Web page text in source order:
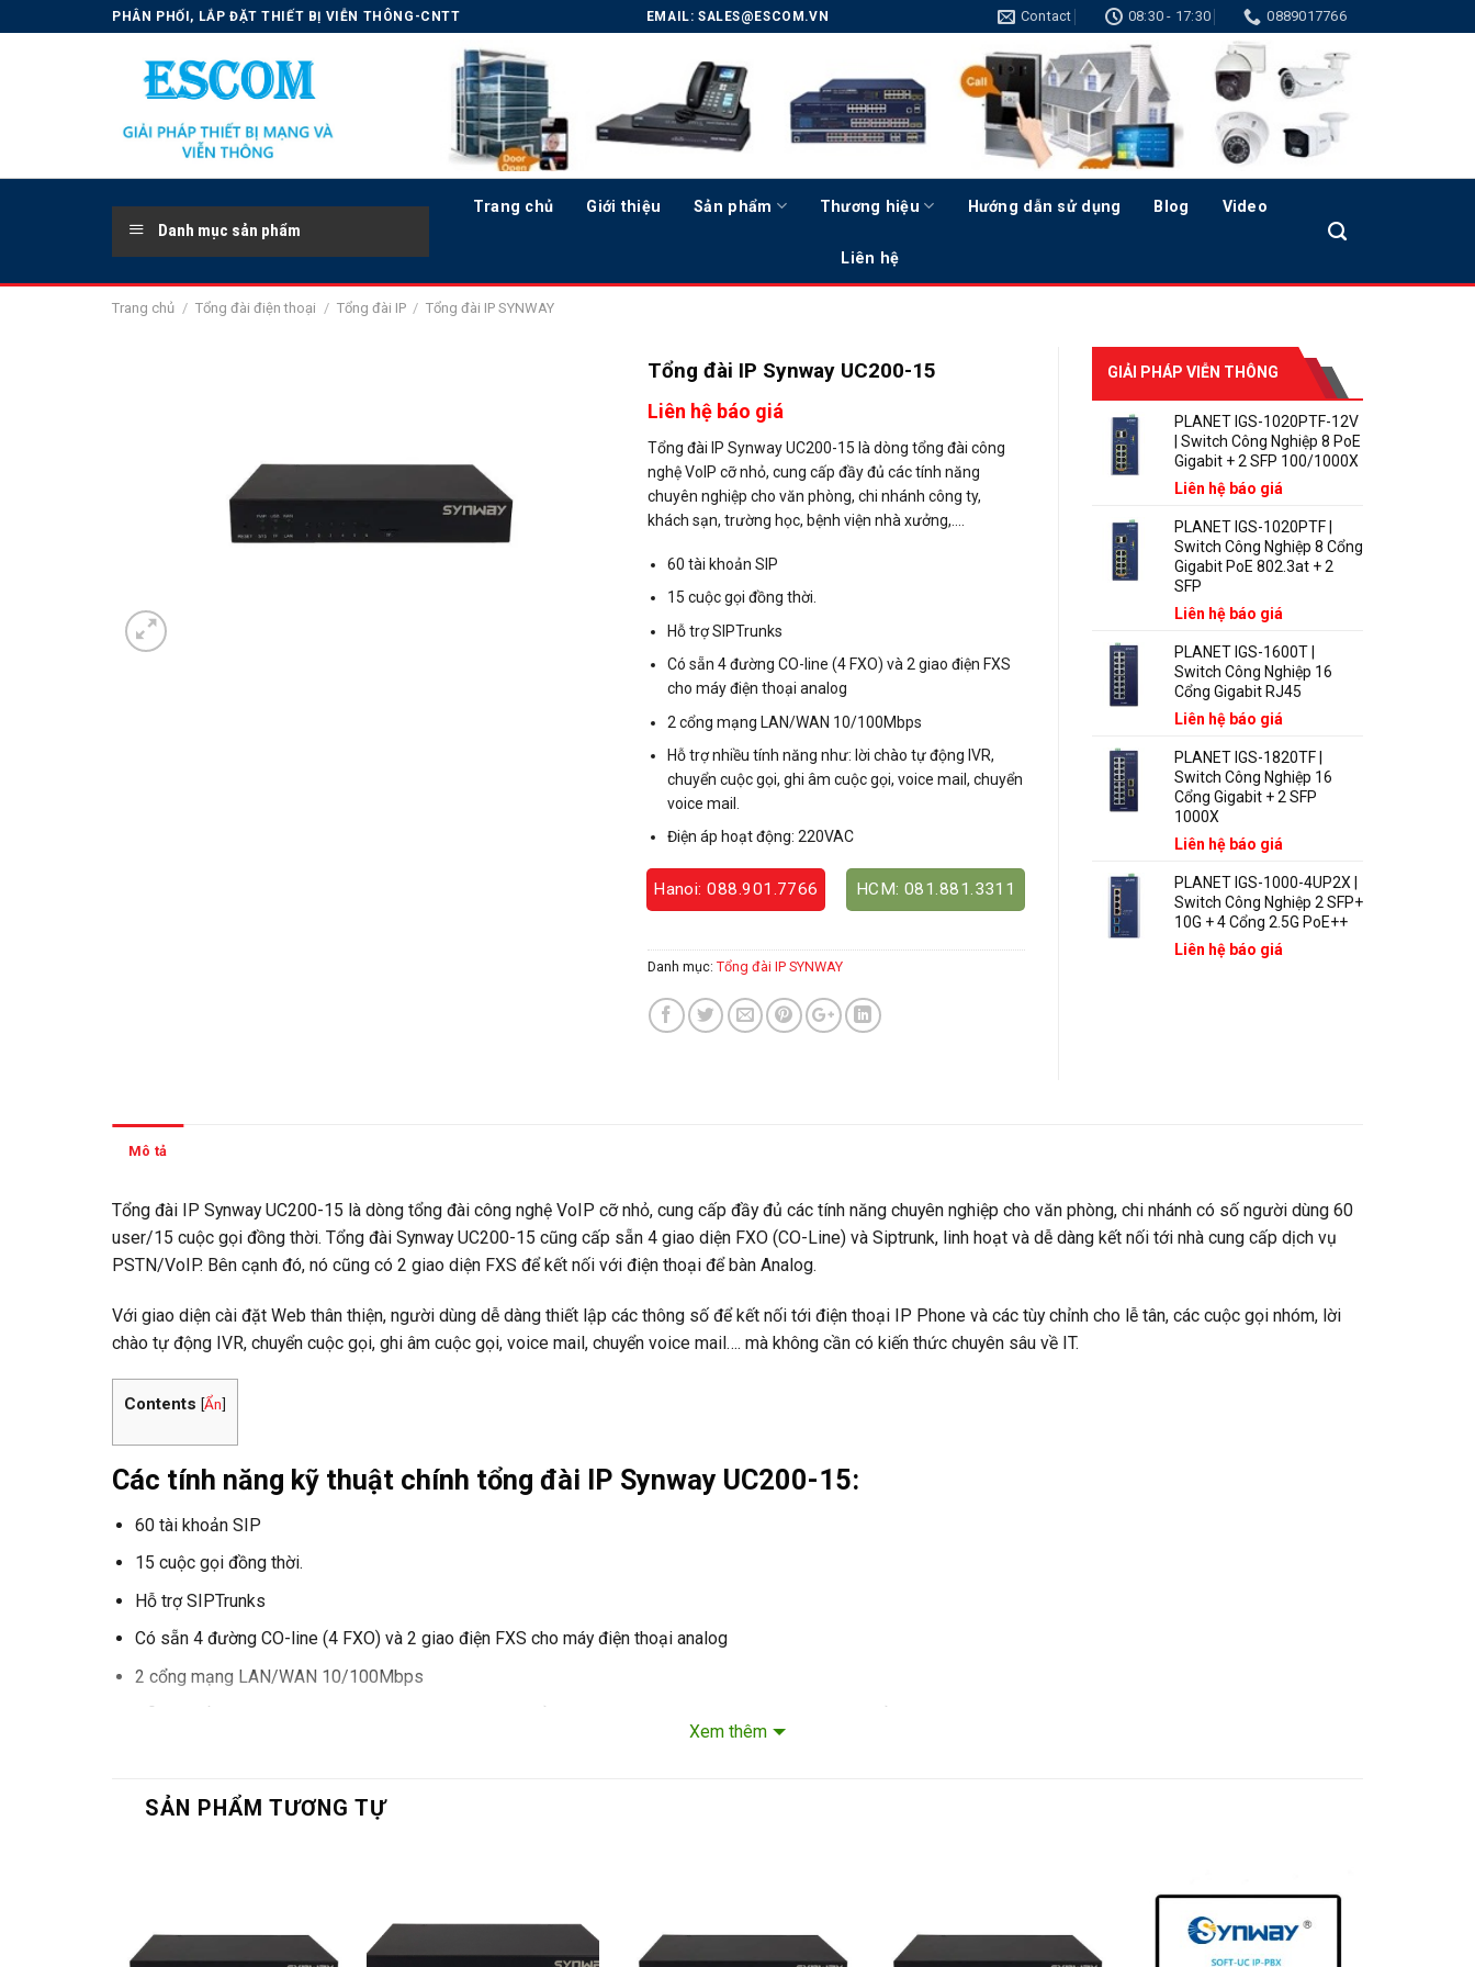
to
PHÂN PHỐI, LẮP ĐẶT THIẾT BỊ VIỄN THÔNG-CNTT EMAIL: SALES@ESCOM.VN Contact 08:30 - 17:30 0889017766
Danh mục sản phẩm
Trang chủ Giới thiệu Sản phẩm Thương hiệu Hướng dẫn sử dụng Blog Video
Liên hệ
Trang chủ / Tổng đài điện thoại / Tổng đài IP / Tổng đài IP SYNWAY
Tổng đài IP Synway UC200-15
Liên hệ báo giá
Tổng đài IP Synway UC200-15 là dòng tổng đài công
nghệ VoIP cỡ nhỏ, cung cấp đầy đủ các tính năng
chuyên nghiệp cho văn phòng, chi nhánh công ty,
khách sạn, trường học, bệnh viện nhà xưởng,….
60 tài khoản SIP
15 cuộc gọi đồng thời.
Hỗ trợ SIPTrunks
Có sẵn 4 đường CO-line (4 FXO) và 2 giao điện FXS
cho máy điện thoại analog
2 cổng mạng LAN/WAN 10/100Mbps
Hỗ trợ nhiều tính năng như: lời chào tự động IVR,
chuyển cuộc gọi, ghi âm cuộc gọi, voice mail, chuyển
voice mail.
Điện áp hoạt động: 220VAC
Hanoi: 088.901.7766 HCM: 081.881.3311
Danh mục: Tổng đài IP SYNWAY
GIẢI PHÁP VIỄN THÔNG
PLANET IGS-1020PTF-12V
| Switch Công Nghiệp 8 PoE
Gigabit + 2 SFP 100/1000X
Liên hệ báo giá
PLANET IGS-1020PTF |
Switch Công Nghiệp 8 Cổng
Gigabit PoE 802.3at + 2
SFP
Liên hệ báo giá
PLANET IGS-1600T |
Switch Công Nghiệp 16
Cổng Gigabit RJ45
Liên hệ báo giá
PLANET IGS-1820TF |
Switch Công Nghiệp 16
Cổng Gigabit + 2 SFP
1000X
Liên hệ báo giá
PLANET IGS-1000-4UP2X |
Switch Công Nghiệp 2 SFP+
10G + 4 Cổng 2.5G PoE++
Liên hệ báo giá
Mô tả
Tổng đài IP Synway UC200-15 là dòng tổng đài công nghệ VoIP cỡ nhỏ, cung cấp đầy đủ các tính năng chuyên nghiệp cho văn phòng, chi nhánh có số người dùng 60
user/15 cuộc gọi đồng thời. Tổng đài Synway UC200-15 cũng cấp sẵn 4 giao diện FXO (CO-Line) và Siptrunk, linh hoạt và dễ dàng kết nối tới nhà cung cấp dịch vụ
PSTN/VoIP. Bên cạnh đó, nó cũng có 2 giao diện FXS để kết nối với điện thoại để bàn Analog.
Với giao diện cài đặt Web thân thiện, người dùng dễ dàng thiết lập các thông số để kết nối tới điện thoại IP Phone và các tùy chỉnh cho lễ tân, các cuộc gọi nhóm, lời
chào tự động IVR, chuyển cuộc gọi, ghi âm cuộc gọi, voice mail, chuyển voice mail…. mà không cần có kiến thức chuyên sâu về IT.
Contents [Ẩn]
Các tính năng kỹ thuật chính tổng đài IP Synway UC200-15:
60 tài khoản SIP
15 cuộc gọi đồng thời.
Hỗ trợ SIPTrunks
Có sẵn 4 đường CO-line (4 FXO) và 2 giao điện FXS cho máy điện thoại analog
2 cổng mạng LAN/WAN 10/100Mbps
Khả năng mở rộng
Bên cạnh khả năng SIP phong phú được tích hợp sẵn, Synway UC200-15 có sẵn 4 đường COline và Siptrunk cho phép bạn quyết định loại trung kế vật lý nào bạn cần
trong hệ thống điện thoại của mình.Được trang bị công nghệ bộ xử lý mới nhất, tổng đài IP-PBX Synway UC200 series là hệ thống điện thoại đáng tin cậy cao, mạnh
Xem thêm
SẢN PHẨM TƯƠNG TỰ